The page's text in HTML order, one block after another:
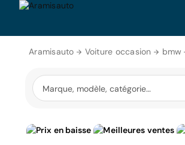
Aramisauto Voiture occasion bmw